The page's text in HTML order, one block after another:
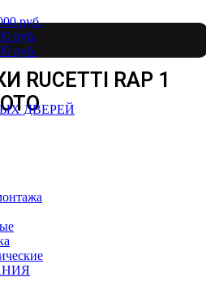
руб.
руб.
руб.
ДВЕРЕЙ
RAP 1